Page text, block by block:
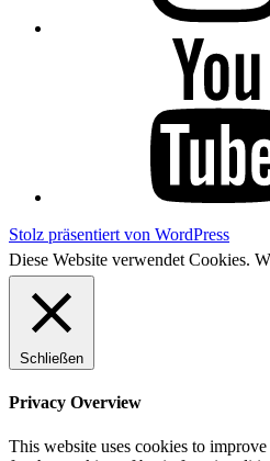
Stolz präsentiert von WordPress
Diese Website verwendet Cookies.
Schließen
Privacy Overview
This website uses cookies to